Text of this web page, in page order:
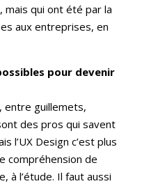
qui ont été par la
aux entreprises, en
pour devenir
entre guillemets,
des pros qui savent
l’UX Design c’est plus
compréhension de
à l’étude. Il faut aussi